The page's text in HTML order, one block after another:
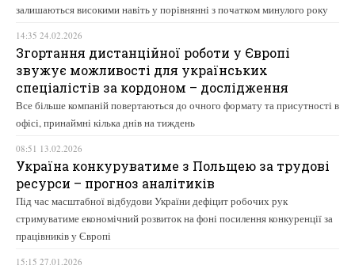
залишаються високими навіть у порівнянні з початком минулого року
14:35 24.02.2026
Згортання дистанційної роботи у Європі
звужує можливості для українських
спеціалістів за кордоном – дослідження
Все більше компаній повертаються до очного формату та присутності в
офісі, принаймні кілька днів на тиждень
08:51 13.02.2026
Україна конкуруватиме з Польщею за трудові
ресурси – прогноз аналітиків
Під час масштабної відбудови України дефіцит робочих рук
стримуватиме економічний розвиток на фоні посилення конкуренції за
працівників у Європі
15:15 27.01.2026